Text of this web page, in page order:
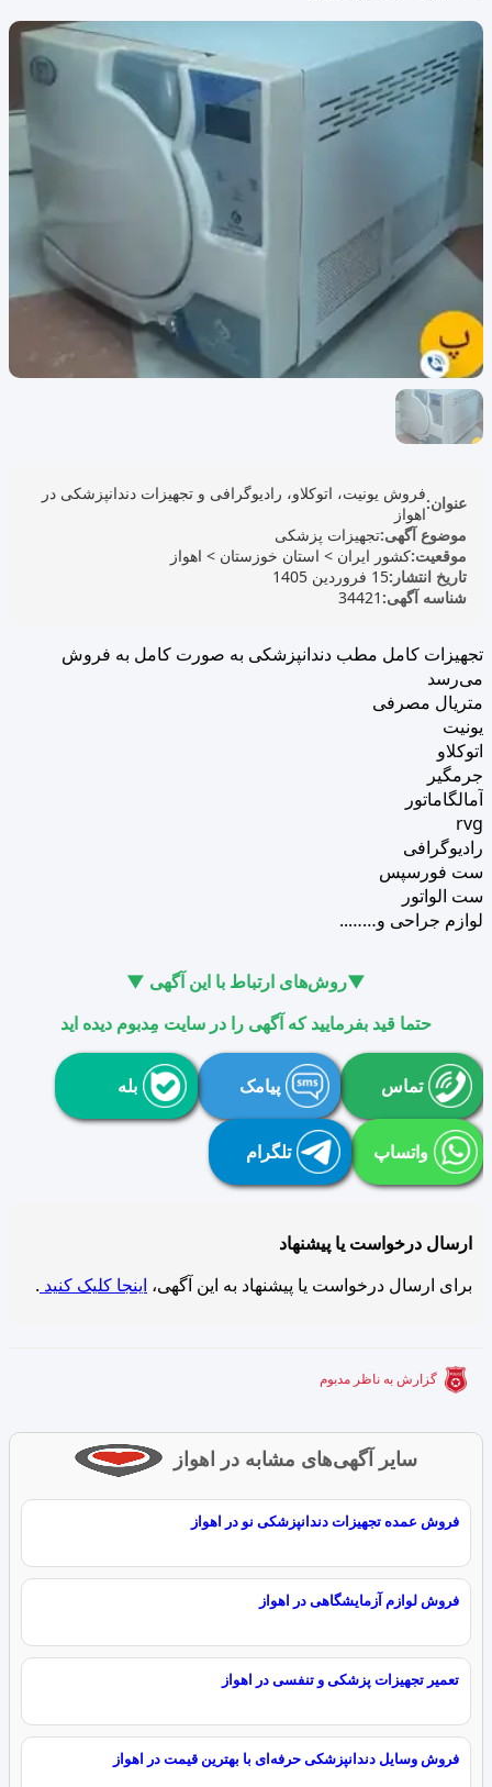
عنوان:فروش یونیت، اتوکلاو، رادیوگرافی و تجهیزات دندانپزشکی در
اهواز
موضوع آگهی:تجهیزات پزشکی
موقعیت:کشور ایران > استان خوزستان > اهواز
تاریخ انتشار:15 فروردین 1405
شناسه آگهی: 34421
تجهیزات کامل مطب دندانپزشکی به صورت کامل به فروش
می‌رسد
متریال مصرفی
یونیت
اتوکلاو
جرمگیر
آمالگاماتور
rvg
رادیوگرافی
ست فورسپس
ست الواتور
لوازم جراحی و……..
▼روش‌های ارتباط با این آگهی ▼
حتما قید بفرمایید که آگهی را در سایت مِدبوم دیده اید
تماس پیامک بله
واتساپ تلگرام
ارسال درخواست یا پیشنهاد
برای ارسال درخواست یا پیشنهاد به این آگهی، اینجا کلیک کنید .
گزارش به ناظر مدبوم
سایر آگهی‌های مشابه در اهواز
فروش عمده تجهیزات دندانپزشکی نو در اهواز
فروش لوازم آزمایشگاهی در اهواز
تعمیر تجهیزات پزشکی و تنفسی در اهواز
فروش وسایل دندانپزشکی حرفه‌ای با بهترین قیمت در اهواز